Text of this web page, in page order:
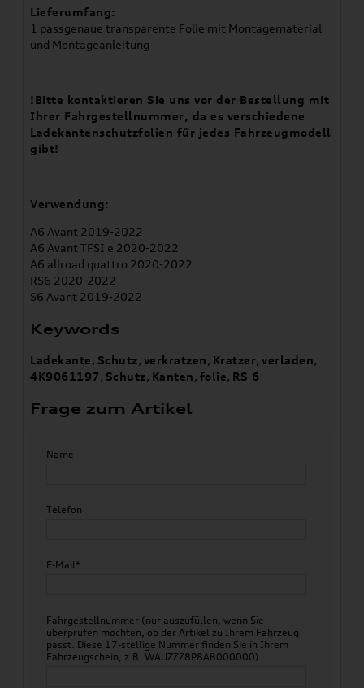
Lieferumfang:
1 passgenaue transparente Folie mit Montagematerial
und Montageanleitung
!Bitte kontaktieren Sie uns vor der Bestellung mit
Ihrer Fahrgestellnummer, da es verschiedene
Ladekantenschutzfolien für jedes Fahrzeugmodell
gibt!
Verwendung:
A6 Avant 2019-2022
A6 Avant TFSI e 2020-2022
A6 allroad quattro 2020-2022
RS6 2020-2022
S6 Avant 2019-2022
Keywords
Ladekante, Schutz, verkratzen, Kratzer,verladen,
4K9061197, Schutz, Kanten, folie, RS 6
Frage zum Artikel
Name
Telefon
E-Mail*
Fahrgestellnummer (nur auszufüllen, wenn Sie
überprüfen möchten, ob der Artikel zu Ihrem Fahrzeug
passt. Diese 17-stellige Nummer finden Sie in Ihrem
Fahrzeugschein, z.B. WAUZZZ8P8AB000000)